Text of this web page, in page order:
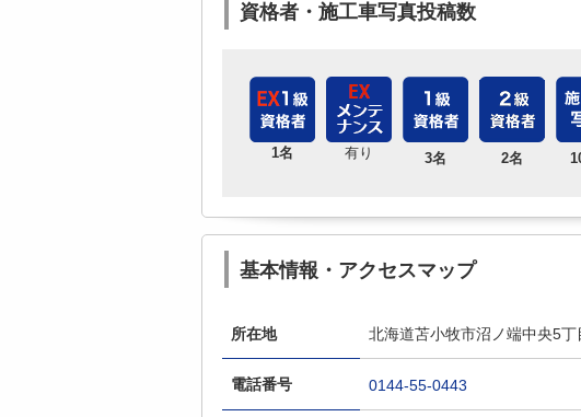
資格者・施工車写真投稿数
1名 有り 3名 2名
基本情報・アクセスマップ
所在地 北海道苫小牧市沼ノ端中央5丁
電話番号 0144-55-0443